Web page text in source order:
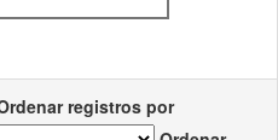
registros por